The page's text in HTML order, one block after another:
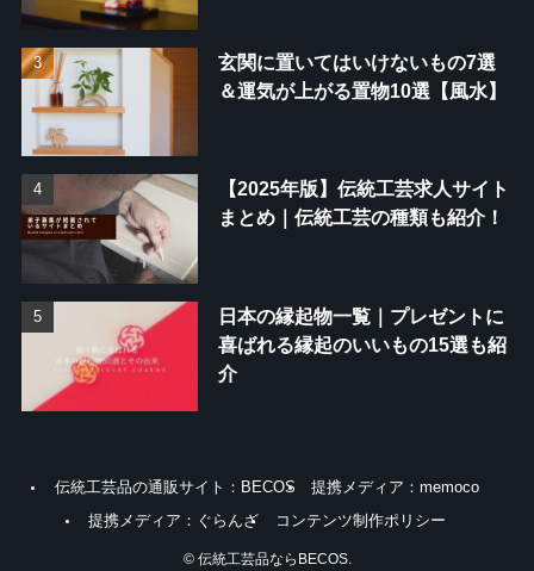
玄関に置いてはいけないもの7選
＆運気が上がる置物10選【風水】
【2025年版】伝統工芸求人サイト
まとめ｜伝統工芸の種類も紹介！
日本の縁起物一覧｜プレゼントに
喜ばれる縁起のいいもの15選も紹
介
伝統工芸品の通販サイト：BECOS
提携メディア：memoco
提携メディア：ぐらんざ
コンテンツ制作ポリシー
©伝統工芸品ならBECOS.